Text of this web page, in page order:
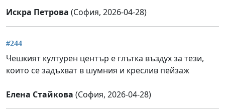
Искра Петрова (София, 2026-04-28)
#244
Чешкият културен център е глътка въздух за тези,
които се задъхват в шумния и креслив пейзаж
Елена Стайкова (София, 2026-04-28)